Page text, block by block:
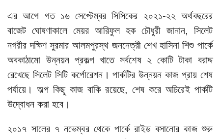
এর আগে গত ১৬ সেপ্টেম্বর সিসিকের ২০২১-২২ অর্থবছরের
বাজেট ঘোষণাকালে মেয়র আরিফুল হক চৌধুরী জানান, সিলেট
নগরীর দক্ষিণ সুরমার আলমপুরস্থ জননেত্রী শেখ হাসিনা শিশু পার্কে
অবকাঠামো উন্নয়ন প্রকল্প খাতে সর্বশেষ ২ কোটি টাকা বরাদ্দ
রেখেছে সিলেট সিটি কর্পোরেশন। পার্কটির উন্নয়ন কাজ প্রায় শেষ
পর্যায়ে। অল্প কিছু কাজ বাকি রয়েছে, শেষ করে অচিরেই পার্কটি
উদ্বোধন করা হবে।
২০১৭ সালের ৭ নভেম্বর থেকে পার্কে রাইড বসানোর কাজ শুরু